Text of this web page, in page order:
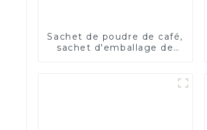
Sachet de poudre de café,
sachet d'emballage de